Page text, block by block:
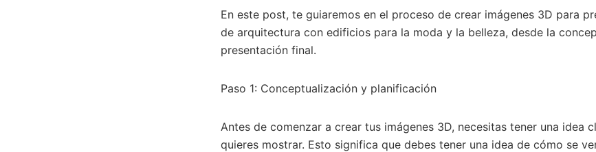
En este post, te guiaremos en el proceso de crear imágenes 3D para
de arquitectura con edificios para la moda y la belleza, desde la
presentación final.
Paso 1: Conceptualización y planificación
Antes de comenzar a crear tus imágenes 3D, necesitas tener una idea
quieres mostrar. Esto significa que debes tener una idea de cómo se